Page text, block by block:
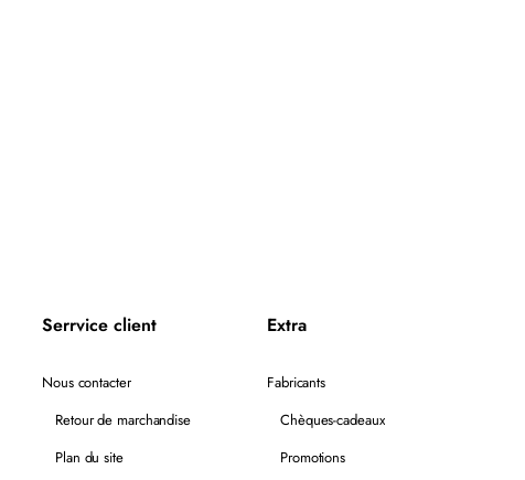
Serrvice client
Nous contacter
Retour de marchandise
Plan du site
Extra
Fabricants
Chèques-cadeaux
Promotions